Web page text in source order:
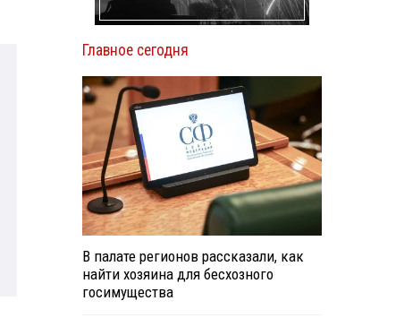
Главное сегодня
В палате регионов рассказали, как
найти хозяина для бесхозного
госимущества